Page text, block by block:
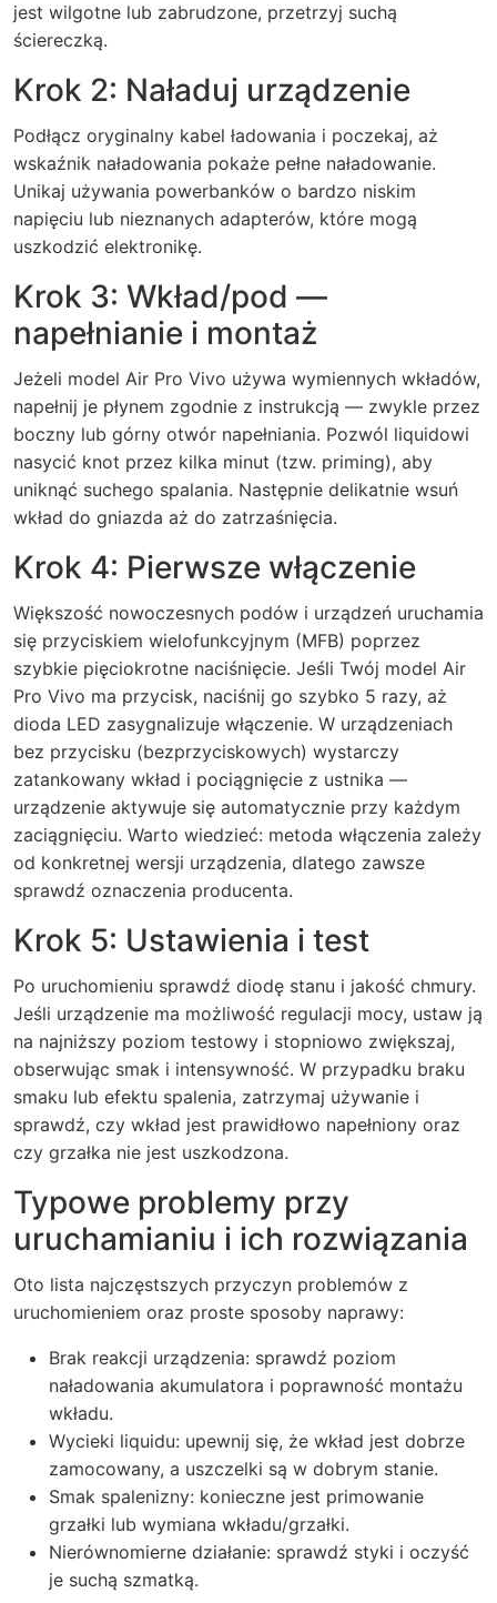
jest wilgotne lub zabrudzone, przetrzyj suchą
ściereczką.
Krok 2: Naładuj urządzenie
Podłącz oryginalny kabel ładowania i poczekaj, aż
wskaźnik naładowania pokaże pełne naładowanie.
Unikaj używania powerbanków o bardzo niskim
napięciu lub nieznanych adapterów, które mogą
uszkodzić elektronikę.
Krok 3: Wkład/pod —
napełnianie i montaż
Jeżeli model Air Pro Vivo używa wymiennych wkładów,
napełnij je płynem zgodnie z instrukcją — zwykle przez
boczny lub górny otwór napełniania. Pozwól liquidowi
nasycić knot przez kilka minut (tzw. priming), aby
uniknąć suchego spalania. Następnie delikatnie wsuń
wkład do gniazda aż do zatrzaśnięcia.
Krok 4: Pierwsze włączenie
Większość nowoczesnych podów i urządzeń uruchamia
się przyciskiem wielofunkcyjnym (MFB) poprzez
szybkie pięciokrotne naciśnięcie. Jeśli Twój model Air
Pro Vivo ma przycisk, naciśnij go szybko 5 razy, aż
dioda LED zasygnalizuje włączenie. W urządzeniach
bez przycisku (bezprzyciskowych) wystarczy
zatankowany wkład i pociągnięcie z ustnika —
urządzenie aktywuje się automatycznie przy każdym
zaciągnięciu. Warto wiedzieć: metoda włączenia zależy
od konkretnej wersji urządzenia, dlatego zawsze
sprawdź oznaczenia producenta.
Krok 5: Ustawienia i test
Po uruchomieniu sprawdź diodę stanu i jakość chmury.
Jeśli urządzenie ma możliwość regulacji mocy, ustaw ją
na najniższy poziom testowy i stopniowo zwiększaj,
obserwując smak i intensywność. W przypadku braku
smaku lub efektu spalenia, zatrzymaj używanie i
sprawdź, czy wkład jest prawidłowo napełniony oraz
czy grzałka nie jest uszkodzona.
Typowe problemy przy
uruchamianiu i ich rozwiązania
Oto lista najczęstszych przyczyn problemów z
uruchomieniem oraz proste sposoby naprawy:
Brak reakcji urządzenia: sprawdź poziom
naładowania akumulatora i poprawność montażu
wkładu.
Wycieki liquidu: upewnij się, że wkład jest dobrze
zamocowany, a uszczelki są w dobrym stanie.
Smak spalenizny: konieczne jest primowanie
grzałki lub wymiana wkładu/grzałki.
Nierównomierne działanie: sprawdź styki i oczyść
je suchą szmatką.